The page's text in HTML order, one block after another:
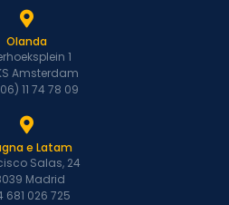
Olanda
1
Amsterdam
11 74 78 09
e Latam
Salas, 24
Madrid
681 026 725